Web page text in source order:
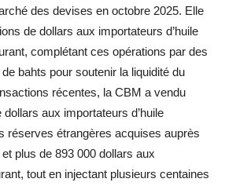
des devises en octobre 2025. Elle
de dollars aux importateurs d’huile
complétant ces opérations par des
bahts pour soutenir la liquidité du
récentes, la CBM a vendu
aux importateurs d’huile
réserves étrangères acquises auprès
plus de 893 000 dollars aux
tout en injectant plusieurs centaines